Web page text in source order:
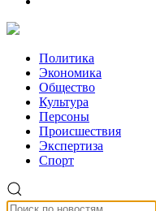
Политика
Экономика
Общество
Культура
Персоны
Происшествия
Экспертиза
Спорт